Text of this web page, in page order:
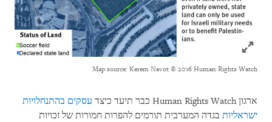
Click to expand Image
Map source: Kerem Navot © 2016 Human Rights Watch
ארגוןHuman Rights Watch כבר תיעד כיצד עסקים בהתנחלויות
ישראליות בגדה המערבית תורמים להפרות חמורות של זכויות